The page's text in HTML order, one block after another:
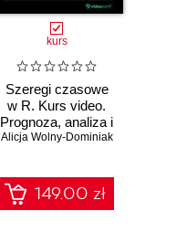
kurs
Szeregi czasowe
w R. Kurs video.
Prognoza, analiza i
wizualizacja w
Alicja Wolny-Dominiak
149.00 zł